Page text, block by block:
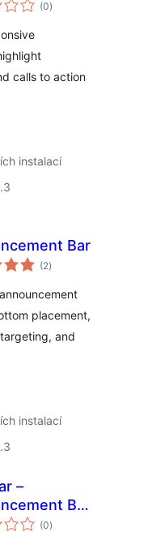
(0hodnocení
)
calls to action
instalací
Bar
(2celkové
hodnocení
)
placement,
and
instalací
–
Bar,
Bar &(0celkové
hodnocení
)